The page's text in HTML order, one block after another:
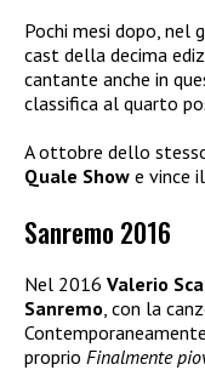
Pochi mesi dopo, nel
cast della decima
cantante anche in
classifica al quarto
A ottobre dello
Quale Show e vince
Sanremo 2016
Nel 2016 Valerio
Sanremo , con la
proprio Finalmente